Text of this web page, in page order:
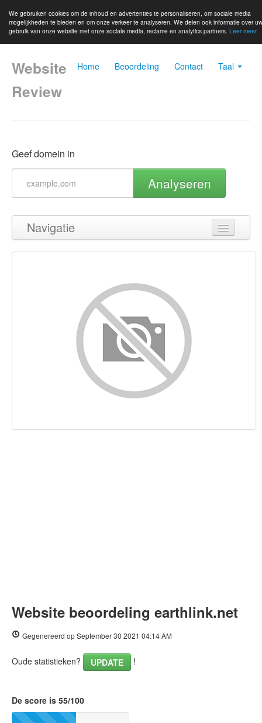
We gebruiken cookies om de inhoud en advertenties te personaliseren, om sociale media
mogelijkheden te bieden en om onze verkeer te analyseren. We delen ook informatie over uw
gebruik van onze website met onze sociale media, reclame en analytics partners. Leer meer
Home Beoordeling Contact Taal
Website
Review
Geef domein in
Analyseren
Navigatie
Terug naar boven
Keywords
Bruikbaarheid
Document
Website beoordeling earthlink.net
Gegenereerd op September 30 2021 04:14 AM
Oude statistieken? UPDATE !
De score is 55/100